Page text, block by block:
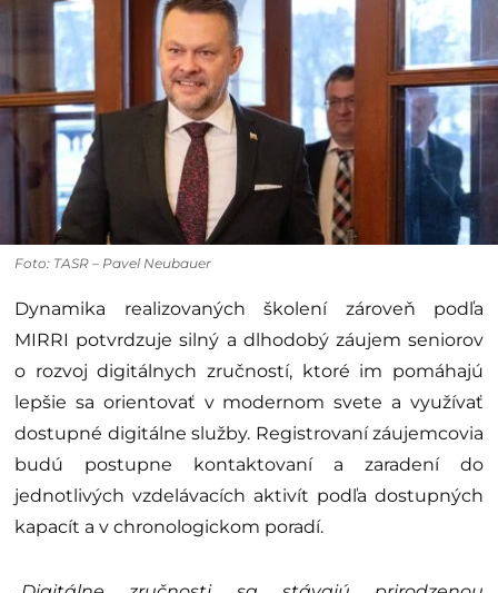
Foto: TASR – Pavel Neubauer
Dynamika realizovaných školení zároveň podľa
MIRRI potvrdzuje silný a dlhodobý záujem seniorov
o rozvoj digitálnych zručností, ktoré im pomáhajú
lepšie sa orientovať v modernom svete a využívať
dostupné digitálne služby. Registrovaní záujemcovia
budú postupne kontaktovaní a zaradení do
jednotlivých vzdelávacích aktivít podľa dostupných
kapacít a v chronologickom poradí.